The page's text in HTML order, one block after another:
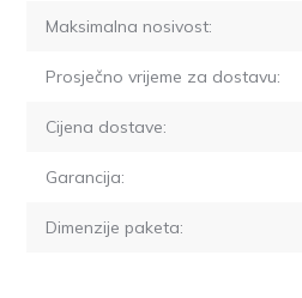
Maksimalna nosivost:
Prosječno vrijeme za dostavu:
Cijena dostave:
Garancija:
Dimenzije paketa: